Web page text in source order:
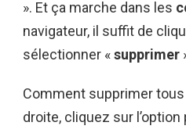
». Et ça marche dans les
navigateur, il suffit de
sélectionner «supprimer
Comment supprimer
droite, cliquez sur